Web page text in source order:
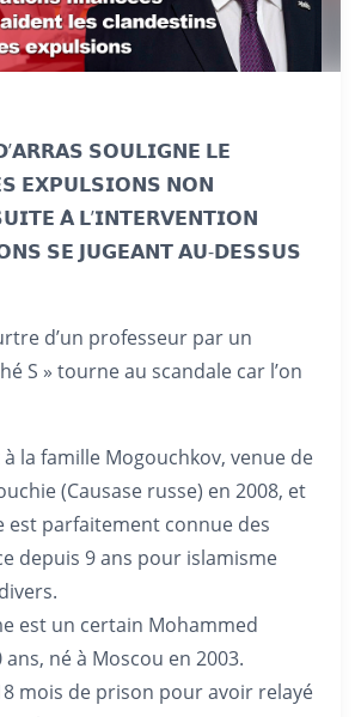
𝗦𝗢𝗨𝗟𝗜𝗚𝗡𝗘 𝗟𝗘
𝗘𝗫𝗣𝗨𝗟𝗦𝗜𝗢𝗡𝗦 𝗡𝗢𝗡
𝗔̀ 𝗟’𝗜𝗡𝗧𝗘𝗥𝗩𝗘𝗡𝗧𝗜𝗢𝗡
𝗦𝗘 𝗝𝗨𝗚𝗘𝗔𝗡𝗧 𝗔𝗨-𝗗𝗘𝗦𝗦𝗨𝗦
d’un professeur par un
S » tourne au scandale car l’on
la famille Mogouchkov, venue de
(Causase russe) en 2008, et
est parfaitement connue des
depuis 9 ans pour islamisme
est un certain Mohammed
né à Moscou en 2003.
mois de prison pour avoir relayé